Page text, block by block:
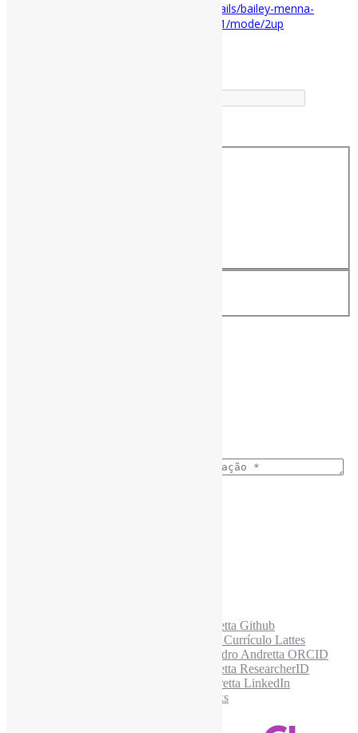
https://archive.org/details/bailey-menna-
securing-digital-rights-for-libraries/page/n1/mode/2up